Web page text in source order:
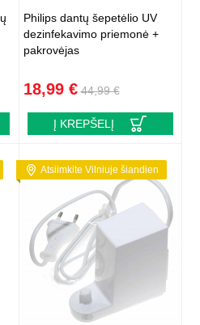
Philips dantų šepetėlio UV
dezinfekavimo priemonė +
pakrovėjas
18,99 € 44,99 €
Į KREPŠELĮ
Atsiimkite Vilniuje šiandien